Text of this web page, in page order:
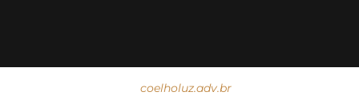
coelholuz.adv.br